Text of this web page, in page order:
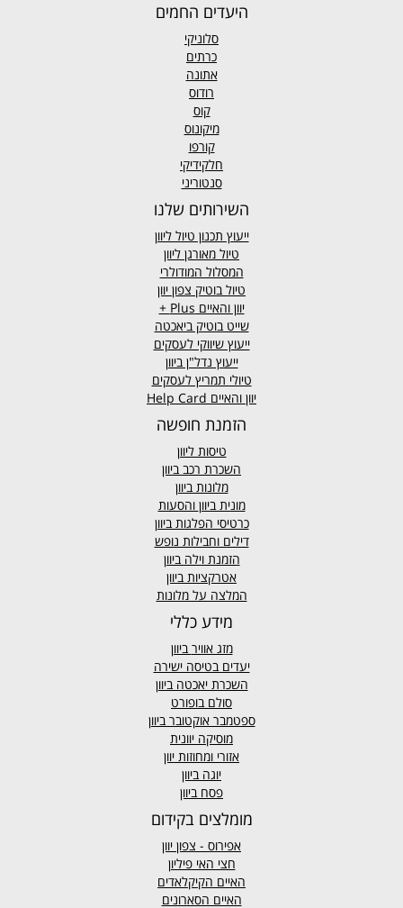
היעדים החמים
סלוניקי
כרתים
אתונה
רודוס
קוס
מיקונוס
קורפו
חלקידיקי
סנטוריני
השירותים שלנו
ייעוץ תכנון טיול ליוון
טיול מאורגן ליוון
המסלול המודולרי
טיול בוטיק צפון יוון
יוון והאיים Plus +
שייט בוטיק ביאכטה
ייעוץ שיווקי לעסקים
ייעוץ נדל"ן ביוון
טיולי תמריץ לעסקים
יוון והאיים Help Card
הזמנת חופשה
טיסות ליוון
השכרת רכב ביוון
מלונות ביוון
מונית ביוון והסעות
כרטיסי הפלגות ביוון
דילים וחבילות נופש
הזמנת וילה ביוון
אטרקציות ביוון
המלצה על מלונות
מידע כללי
מזג אווירביוון
יעדים בטיסה ישירה
השכרת יאכטה ביוון
סולם בופורט
ספטמבר אוקטובר ביוון
מוסיקה יוונית
אזורי ומחוזות יוון
יוגה ביוון
פסח ביוון
מומלצים בקידום
אפירוס - צפון יוון
חצי האי פיליון
האיים הקיקלאדים
האיים הסארונים